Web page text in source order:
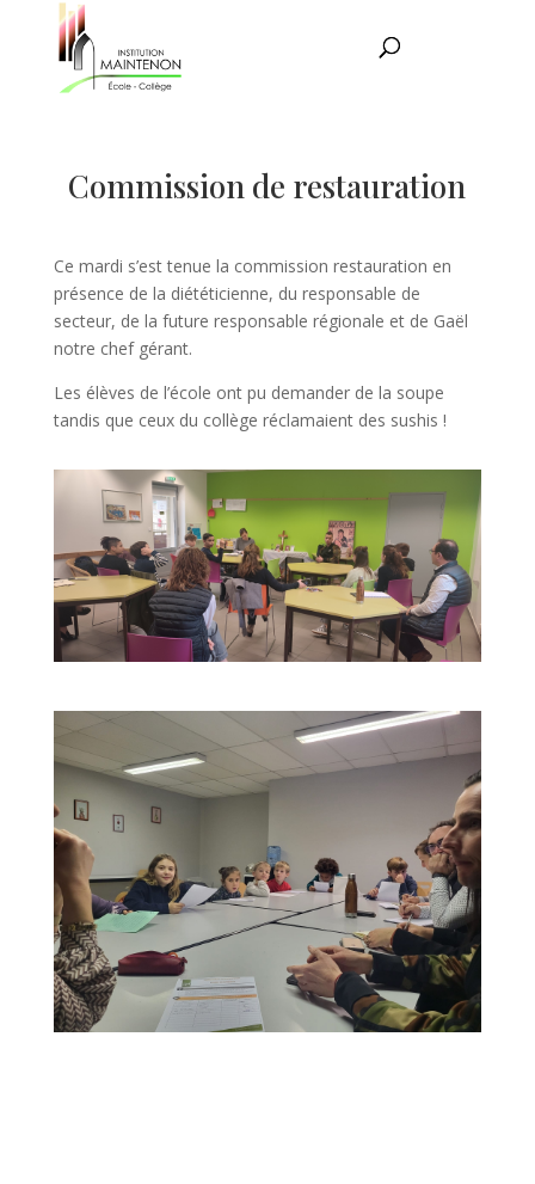
Commission de restauration
Ce mardi s’est tenue la commission restauration en
présence de la diététicienne, du responsable de
secteur, de la future responsable régionale et de Gaël
notre chef gérant.
Les élèves de l’école ont pu demander de la soupe
tandis que ceux du collège réclamaient des sushis !